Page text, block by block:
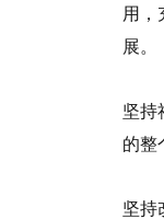
用，
展。
坚持
的整
坚持